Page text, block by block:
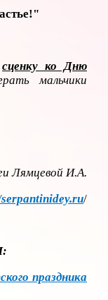
сценку ко Дню
мальчики
Лямцевой И.А.
/
праздника